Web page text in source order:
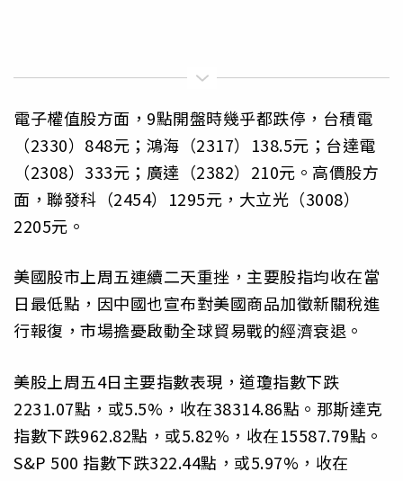
電子權值股方面，9點開盤時幾乎都跌停，台積電
（2330）848元；鴻海（2317）138.5元；台達電
（2308）333元；廣達（2382）210元。高價股方
面，聯發科（2454）1295元，大立光（3008）
2205元。
美國股市上周五連續二天重挫，主要股指均收在當
日最低點，因中國也宣布對美國商品加徵新關稅進
行報復，市場擔憂啟動全球貿易戰的經濟衰退。
美股上周五4日主要指數表現，道瓊指數下跌
2231.07點，或5.5%，收在38314.86點。那斯達克
指數下跌962.82點，或5.82%，收在15587.79點。
S&P 500 指數下跌322.44點，或5.97%，收在